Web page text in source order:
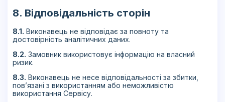
8. Відповідальність сторін
8.1. Виконавець не відповідає за повноту та
достовірність аналітичних даних.
8.2. Замовник використовує інформацію на власний
ризик.
8.3. Виконавець не несе відповідальності за збитки,
пов’язані з використанням або неможливістю
використання Сервісу.